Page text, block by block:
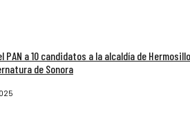
PAN a 10 candidatos a la alcaldía de
de Sonora